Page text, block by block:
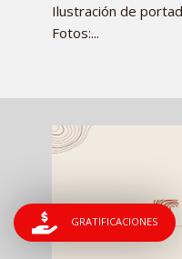
Ilustración de
Fotos:...
GRATIFICACIONES